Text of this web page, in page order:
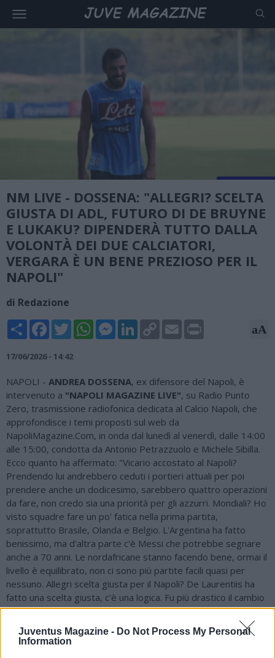
Juventus Magazine - Do Not Process My Personal
Information
NM LIVE - DOSSENA: "ALLEGRI? SCELTA
GIUSTA DI ADL, FUTURO DI DE BRUYNE
E LUKAKU? DIPENDERÀ TUTTO DALLA
VOLONTÀ DEI DUE CALCIATORI,
VERGARA È UN BENE PREZIOSO PER IL
NAPOLI"
di Redazione
Share FacebookTwitterWhatsAppMessengerLinkedInCopy
Link
Email aA
17/06/2026 - 14:42
NAPOLI - ANDREA DOSSENA, ex difensore del Napoli, è
intervenuto a "NAPOLI MAGAZINE LIVE", su Radio Punto
Zero, trasmissione radiofonica dedicata al Calcio Napoli, che
approfondisce i temi proposti sul web da
NapoliMagazine.Com, in onda dal lunedì al venerdì, dalle 14:00
alle 15:00, condotta da Antonio Petrazzuolo e Michele Sibilla.
Ecco quanto ha affermato: "Vicario accostato al Napoli?
Prendendo lui andrebbero ceduti i portieri attuali per poi
prendere anche un dodicesimo, sarebbero quattro operazioni
da fare, non credo sia una priorità per gli azzurri. Mondiali? Ho
visto squadre fare un po' fatica nella prima partita,
soprattutto Brasile, Olanda e Belgio. L'Argentina ha fatto
benissimo, ma d'altra parte c'è Messi che potrebbe segnare
anche a 70 anni. Le nordafricane stanno facendo bene, ormai il
livello è equilibrato, non ci sono più partite facili quasi per
nessuno. Allegri scelta giusta per il Napoli? De Laurentiis ha
fatto una scelta giusta, c'è una logica. Fu più drastico il cambio
Sarri-Ancelotti ad esempio. Allegri continuerà sulla falsa riga di
questi due anni con Conte, la rosa resta di alto livello e può
fare bene. Futuro di Lukaku e De Bruyne? Punterei su quello